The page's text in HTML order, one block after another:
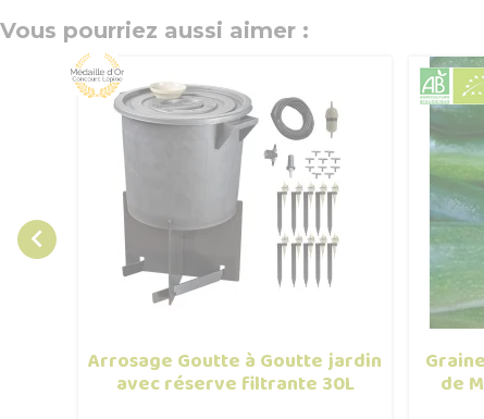
Vous pourriez aussi aimer :

Arrosage Goutte à Goutte jardin
avec réserve filtrante 30L de